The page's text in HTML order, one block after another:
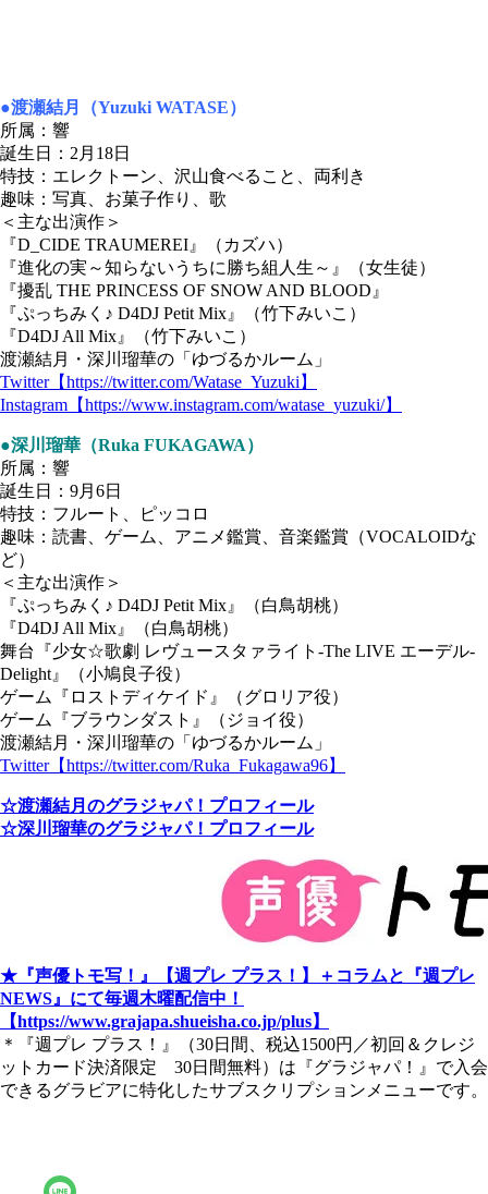
●渡瀬結月（Yuzuki WATASE）
所属：響
誕生日：2月18日
特技：エレクトーン、沢山食べること、両利き
趣味：写真、お菓子作り、歌
＜主な出演作＞
『D_CIDE TRAUMEREI』（カズハ）
『進化の実～知らないうちに勝ち組人生～』（女生徒）
『擾乱 THE PRINCESS OF SNOW AND BLOOD』
『ぷっちみく♪ D4DJ Petit Mix』（竹下みいこ）
『D4DJ All Mix』（竹下みいこ）
渡瀬結月・深川瑠華の「ゆづるかルーム」
Twitter【https://twitter.com/Watase_Yuzuki】
Instagram【https://www.instagram.com/watase_yuzuki/】
●深川瑠華（Ruka FUKAGAWA）
所属：響
誕生日：9月6日
特技：フルート、ピッコロ
趣味：読書、ゲーム、アニメ鑑賞、音楽鑑賞（VOCALOIDな
ど）
＜主な出演作＞
『ぷっちみく♪ D4DJ Petit Mix』（白鳥胡桃）
『D4DJ All Mix』（白鳥胡桃）
舞台『少女☆歌劇 レヴュースタァライト-The LIVE エーデル-
Delight』（小鳩良子役）
ゲーム『ロストディケイド』（グロリア役）
ゲーム『ブラウンダスト』（ジョイ役）
渡瀬結月・深川瑠華の「ゆづるかルーム」
Twitter【https://twitter.com/Ruka_Fukagawa96】
☆渡瀬結月のグラジャパ！プロフィール
☆深川瑠華のグラジャパ！プロフィール
★『声優トモ写！』【週プレ プラス！】＋コラムと『週プレ
NEWS』にて毎週木曜配信中！
【https://www.grajapa.shueisha.co.jp/plus】
＊『週プレ プラス！』（30日間、税込1500円／初回＆クレジ
ットカード決済限定 30日間無料）は『グラジャパ！』で入会
できるグラビアに特化したサブスクリプションメニューです。